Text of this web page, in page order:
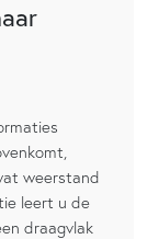
weerstand
leert u de
draagvlak